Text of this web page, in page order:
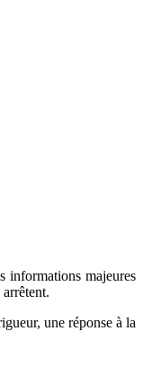
informations majeures
une réponse à la